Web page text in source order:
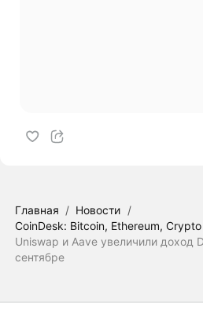
Главная / Новости /
CoinDesk: Bitcoin, Ethereum,
Uniswap и Aave увеличили доход
сентябре